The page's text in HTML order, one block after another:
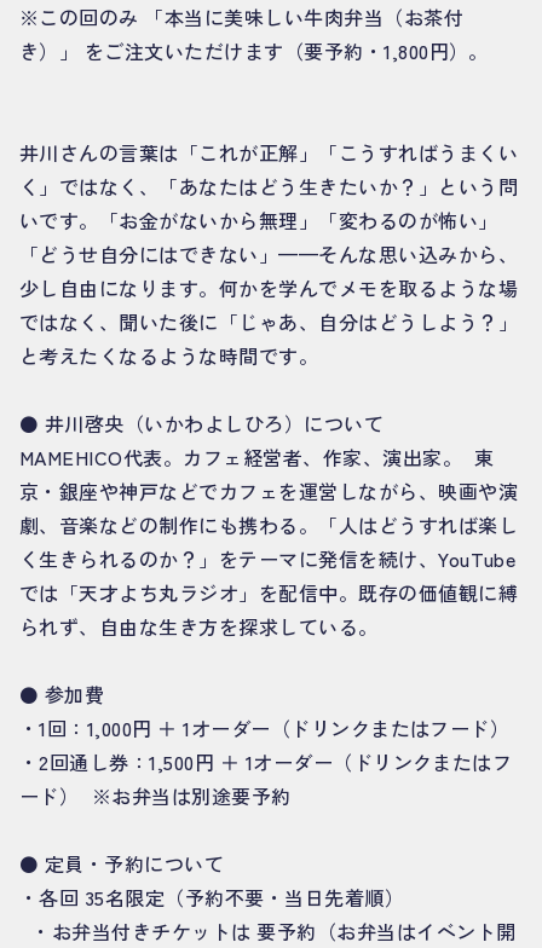
※この回のみ 「本当に美味しい牛肉弁当（お茶付
き）」 をご注文いただけます（要予約・1,800円）。
井川さんの言葉は「これが正解」「こうすればうまくい
く」ではなく、「あなたはどう生きたいか？」という問
いです。「お金がないから無理」「変わるのが怖い」
「どうせ自分にはできない」——そんな思い込みから、
少し自由になります。何かを学んでメモを取るような場
ではなく、聞いた後に「じゃあ、自分はどうしよう？」
と考えたくなるような時間です。
⚫️ 井川啓央（いかわよしひろ）について
MAMEHICO代表。カフェ経営者、作家、演出家。 東
京・銀座や神戸などでカフェを運営しながら、映画や演
劇、音楽などの制作にも携わる。「人はどうすれば楽し
く生きられるのか？」をテーマに発信を続け、YouTube
では「天才よち丸ラジオ」を配信中。既存の価値観に縛
られず、自由な生き方を探求している。
⚫️ 参加費
・1回：1,000円 ＋ 1オーダー（ドリンクまたはフード）
・2回通し券：1,500円 ＋ 1オーダー（ドリンクまたはフ
ード） ※お弁当は別途要予約
⚫️ 定員・予約について
・各回 35名限定（予約不要・当日先着順）
・お弁当付きチケットは 要予約（お弁当はイベント開